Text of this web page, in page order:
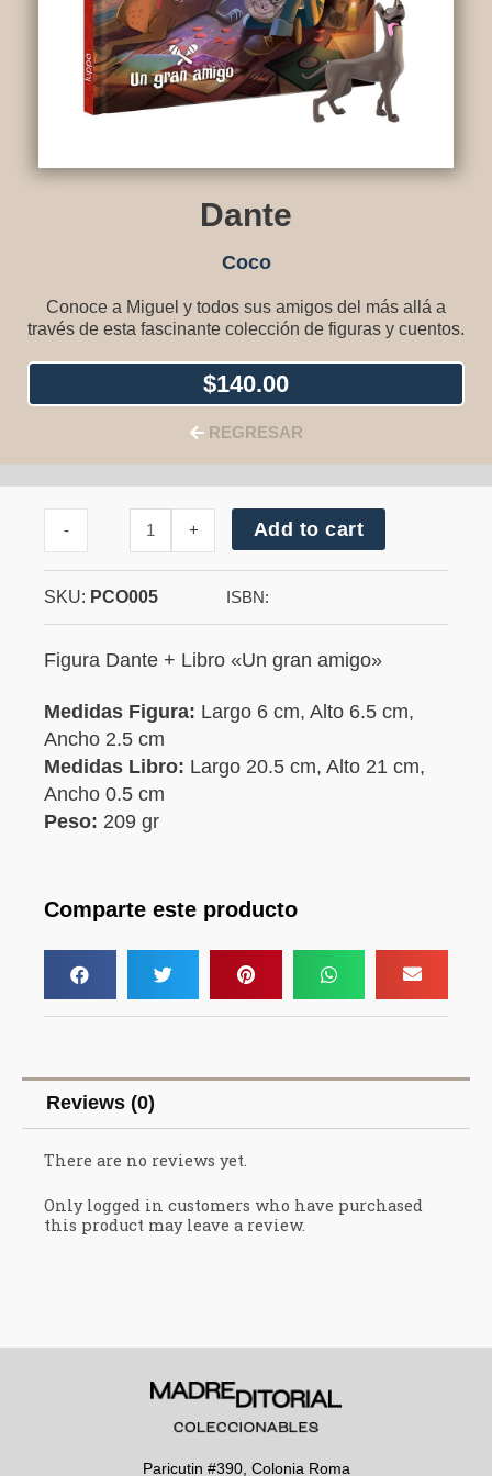
Dante
Coco
Conoce a Miguel y todos sus amigos del más allá a
través de esta fascinante colección de figuras y cuentos.
$140.00
REGRESAR
Dante
- + Add to cart
SKU: PCO005 ISBN:
Figura Dante + Libro «Un gran amigo»
Medidas Figura: Largo 6 cm, Alto 6.5 cm,
Ancho 2.5 cm
Medidas Libro: Largo 20.5 cm, Alto 21 cm,
Ancho 0.5 cm
Peso: 209 gr
Comparte este producto
Reviews (0)
There are no reviews yet.
Only logged in customers who have purchased
this product may leave a review.
Paricutin #390, Colonia Roma